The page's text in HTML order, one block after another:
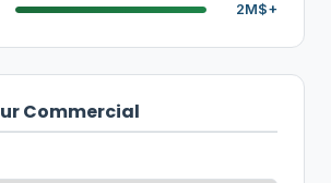
2M$+
Commercial